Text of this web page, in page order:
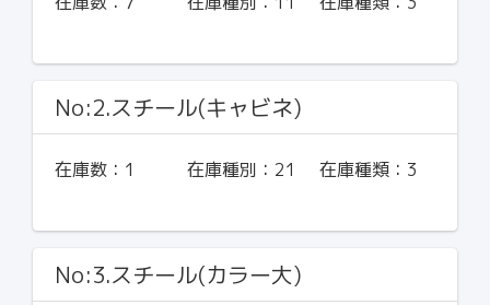
No:2.スチール(キャビネ)
在庫数： 1 在庫種別： 21 在庫種類： 3
No:3.スチール(カラー大)